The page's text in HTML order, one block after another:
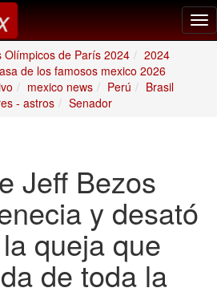
Olímpicos de París 2024
2024
de los famosos mexico 2026
mexico news Perú
Brasil
- astros
Senador
Jeff Bezos
y desató
queja que
de toda la